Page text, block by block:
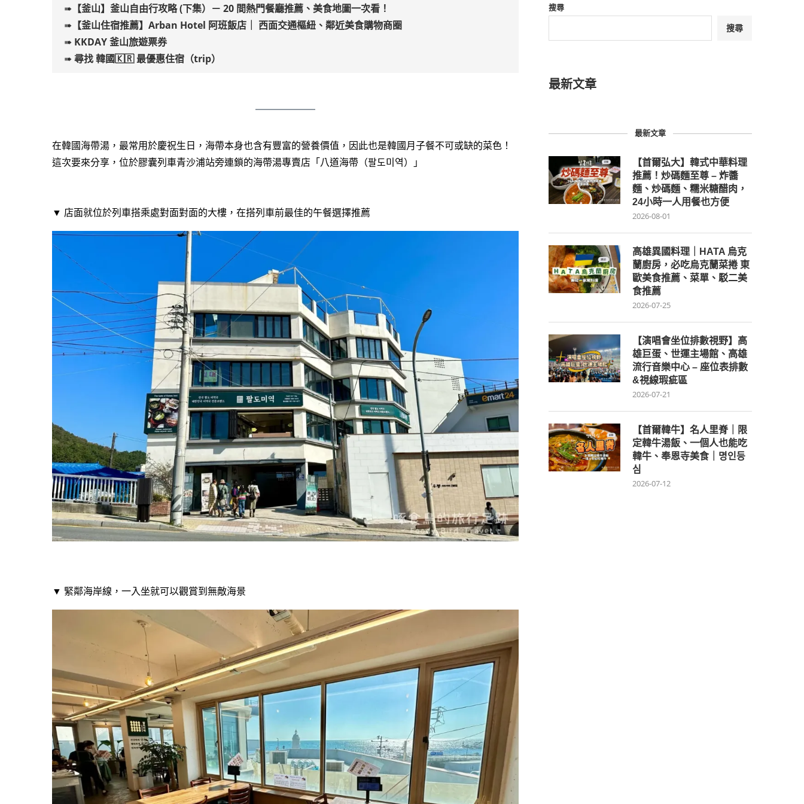
➠ 【釜山】釜山自由行攻略 (下集）－ 20 間熱門餐廳推薦、美食地圖一次看！
➠ 【釜山住宿推薦】Arban Hotel 阿班飯店｜ 西面交通樞紐、鄰近美食購物商圈
➠ KKDAY 釜山旅遊票券
➠尋找 韓國🇰🇷 最優惠住宿（trip）
在韓國海帶湯，最常用於慶祝生日，海帶本身也含有豐富的營養價值，因此也是韓國月子餐不可或缺的菜色！
這次要來分享，位於膠囊列車青沙浦站旁連鎖的海帶湯專賣店「八道海帶（팔도미역）」
▼ 店面就位於列車搭乘處對面對面的大樓，在搭列車前最佳的午餐選擇推薦
▼ 緊鄰海岸線，一入坐就可以觀賞到無敵海景
搜尋
搜尋
最新文章
最新文章
【首爾弘大】韓式中華料理
推薦！炒碼麵至尊 – 炸醬
麵、炒碼麵、糯米糖醋肉，
24小時一人用餐也方便
2026-08-01
高雄異國料理｜HATA 烏克
蘭廚房，必吃烏克蘭菜捲 東
歐美食推薦、菜單、駁二美
食推薦
2026-07-25
【演唱會坐位排數視野】高
雄巨蛋、世運主場館、高雄
流行音樂中心 – 座位表排數
&視線瑕疵區
2026-07-21
【首爾韓牛】名人里脊｜限
定韓牛湯飯、一個人也能吃
韓牛、奉恩寺美食｜명인등
심
2026-07-12